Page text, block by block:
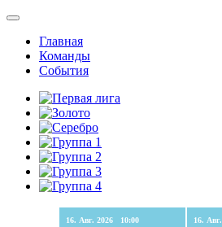
Главная
Команды
События
16. Авг. 2026 10:00